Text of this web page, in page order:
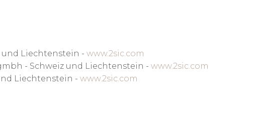
Liechtenstein - www.2sic.com
- Schweiz und Liechtenstein - www.2sic.com
Liechtenstein - www.2sic.com